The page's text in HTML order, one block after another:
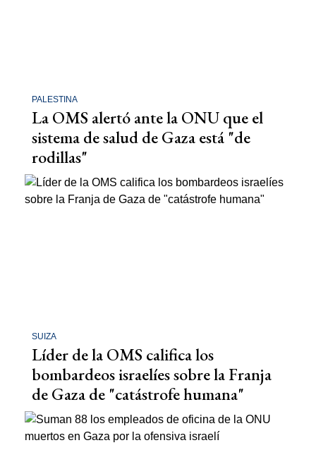
PALESTINA
La OMS alertó ante la ONU que el
sistema de salud de Gaza está "de
rodillas"
SUIZA
Líder de la OMS califica los
bombardeos israelíes sobre la Franja
de Gaza de "catástrofe humana"